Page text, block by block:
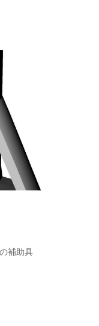
補助具